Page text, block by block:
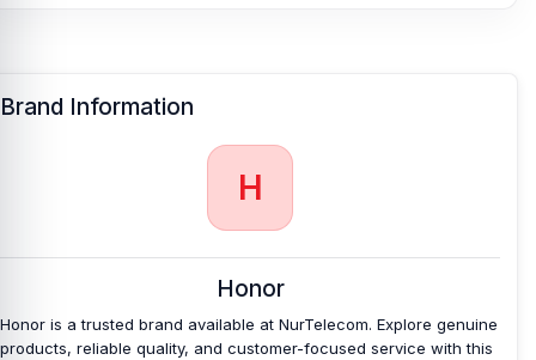
Brand Information
H
Honor
Honor is a trusted brand available at NurTelecom. Explore genuine
products, reliable quality, and customer-focused service with this